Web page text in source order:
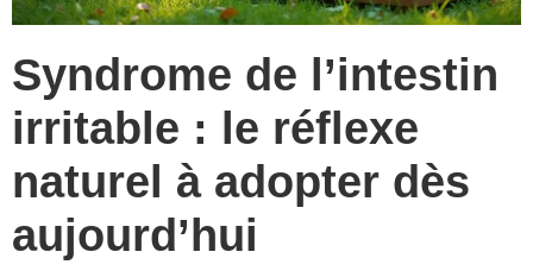
Syndrome de l’intestin
irritable : le réflexe
naturel à adopter dès
aujourd’hui